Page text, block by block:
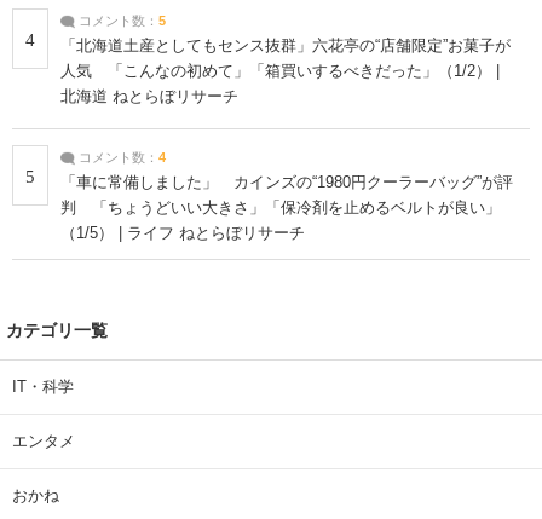
4
コメント数： 5
「北海道土産としてもセンス抜群」六花亭の“店舗限定”お菓子が
人気 「こんなの初めて」「箱買いするべきだった」（1/2） |
北海道 ねとらぼリサーチ
5
コメント数： 4
「車に常備しました」 カインズの“1980円クーラーバッグ”が評
判 「ちょうどいい大きさ」「保冷剤を止めるベルトが良い」
（1/5） | ライフ ねとらぼリサーチ
カテゴリ一覧
IT・科学
エンタメ
おかね